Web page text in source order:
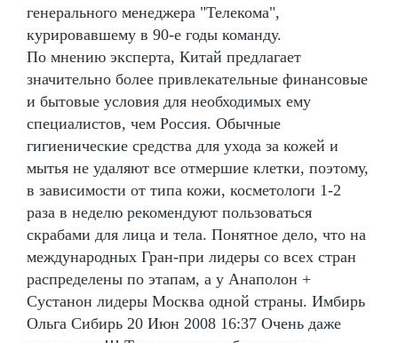
генерального менеджера "Телекома",
курировавшему в 90-е годы команду.
По мнению эксперта, Китай предлагает
значительно более привлекательные финансовые
и бытовые условия для необходимых ему
специалистов, чем Россия. Обычные
гигиенические средства для ухода за кожей и
мытья не удаляют все отмершие клетки, поэтому,
в зависимости от типа кожи, косметологи 1-2
раза в неделю рекомендуют пользоваться
скрабами для лица и тела. Понятное дело, что на
международных Гран-при лидеры со всех стран
распределены по этапам, а у Анаполон +
Сустанон лидеры Москва одной страны. Имбирь
Ольга Сибирь 20 Июн 2008 16:37 Очень даже